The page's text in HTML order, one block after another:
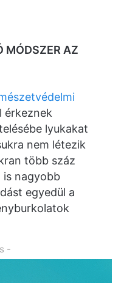
MÓDSZER AZ
érkeznek
lyukakat
nem létezik
több száz
is nagyobb
egyedül a
-